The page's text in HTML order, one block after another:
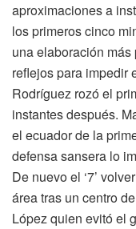
aproximaciones a
los primeros cinco
una elaboración
reflejos para impedir
Rodríguez rozó el
instantes después.
el ecuador de la
defensa sansera lo
De nuevo el ‘7’
área tras un centro
López quien evitó el